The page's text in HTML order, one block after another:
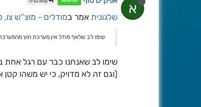
א
שלגונית אמר במודלים - מוצ''ש
שימו לב שלאף מודל אין מערכת חוץ
שימו לב שאנחנו כבר עם רגל אחת
(וגם זה לא מדויק, כי יש משהו קטן